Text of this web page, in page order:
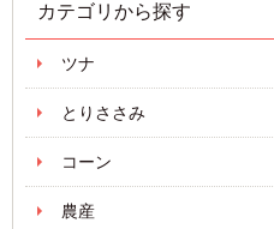
カテゴリから探す
ツナ
とりささみ
コーン
農産